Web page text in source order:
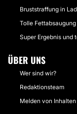
Bruststraffung in
Tolle
Super Ergebnis und
ÜBER UNS
Wer sind wir?
Redaktionsteam
Melden von Inhalten